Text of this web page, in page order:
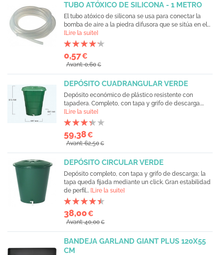
TUBO ATÓXICO DE SILICONA - 1 METRO
El tubo atóxico de silicona se usa para conectar la
bomba de aire a la piedra difusora que se sitúa en el...
[Lire la suite]
0,57€
Avant: 0,60€
DEPÓSITO CUADRANGULAR VERDE
Depósito económico de plástico resistente con
tapa dera. Completo, con tapa y grifo de descarga....
[Lire la suite]
59,38€
Avant: 62,50€
DEPÓSITO CIRCULAR VERDE
Depósito completo, con tapa y grifo de descarga; la
tapa queda fijada mediante un click. Gran estabilidad
de perfil... [Lire la suite]
38,00€
Avant: 40,00€
BANDEJA GARLAND GIANT PLUS 120X55
CM